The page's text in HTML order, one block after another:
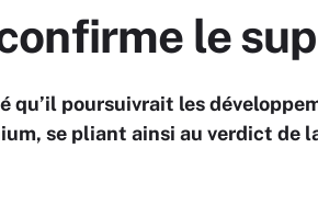
le
qu’il poursuivrait les
se pliant ainsi au verdict de